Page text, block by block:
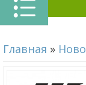
Главная »